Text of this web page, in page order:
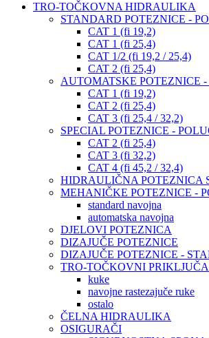
TRO-TOČKOVNA HIDRAULIKA
STANDARD POTEZNICE -
CAT 1 (fi 19,2)
CAT 1 (fi 25,4)
CAT 1/2 (fi 19,2 / 25,4)
CAT 2 (fi 25,4)
AUTOMATSKE POTEZNICE -
CAT 1 (fi 19,2)
CAT 2 (fi 25,4)
CAT 3 (fi 25,4 / 32,2)
SPECIAL POTEZNICE -
CAT 2 (fi 25,4)
CAT 3 (fi 32,2)
CAT 4 (fi 45,2 / 32,4)
HIDRAULIČNA POTEZNICA
MEHANIČKE POTEZNICE -
standard navojna
automatska navojna
DJELOVI POTEZNICA
DIZAJUČE POTEZNICE
DIZAJUČE POTEZNICE -
TRO-TOČKOVNI
kuke
navojne rastezajuče ruke
ostalo
ČELNA HIDRAULIKA
OSIGURAČI